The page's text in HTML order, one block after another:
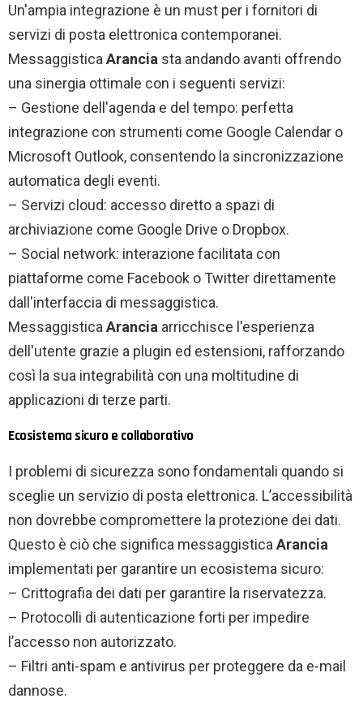
Un'ampia integrazione è un must per i fornitori di
servizi di posta elettronica contemporanei.
Messaggistica Arancia sta andando avanti offrendo
una sinergia ottimale con i seguenti servizi:
– Gestione dell'agenda e del tempo: perfetta
integrazione con strumenti come Google Calendar o
Microsoft Outlook, consentendo la sincronizzazione
automatica degli eventi.
– Servizi cloud: accesso diretto a spazi di
archiviazione come Google Drive o Dropbox.
– Social network: interazione facilitata con
piattaforme come Facebook o Twitter direttamente
dall'interfaccia di messaggistica.
Messaggistica Arancia arricchisce l'esperienza
dell'utente grazie a plugin ed estensioni, rafforzando
così la sua integrabilità con una moltitudine di
applicazioni di terze parti.
Ecosistema sicuro e collaborativo
I problemi di sicurezza sono fondamentali quando si
sceglie un servizio di posta elettronica. L’accessibilità
non dovrebbe compromettere la protezione dei dati.
Questo è ciò che significa messaggistica Arancia
implementati per garantire un ecosistema sicuro:
– Crittografia dei dati per garantire la riservatezza.
– Protocolli di autenticazione forti per impedire
l’accesso non autorizzato.
– Filtri anti-spam e antivirus per proteggere da e-mail
dannose.